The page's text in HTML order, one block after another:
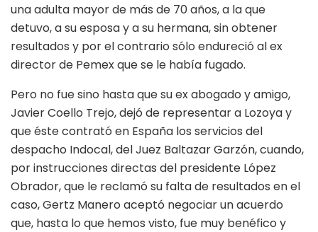
una adulta mayor de más de 70 años, a la que
detuvo, a su esposa y a su hermana, sin obtener
resultados y por el contrario sólo endureció al ex
director de Pemex que se le había fugado.
Pero no fue sino hasta que su ex abogado y amigo,
Javier Coello Trejo, dejó de representar a Lozoya y
que éste contrató en España los servicios del
despacho Indocal, del Juez Baltazar Garzón, cuando,
por instrucciones directas del presidente López
Obrador, que le reclamó su falta de resultados en el
caso, Gertz Manero aceptó negociar un acuerdo
que, hasta lo que hemos visto, fue muy benéfico y